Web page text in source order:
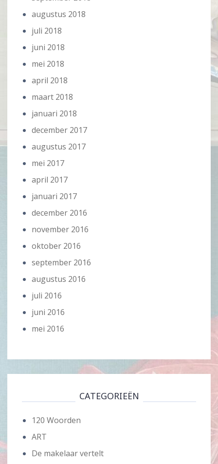
augustus 2018
juli 2018
juni 2018
mei 2018
april 2018
maart 2018
januari 2018
december 2017
augustus 2017
mei 2017
april 2017
januari 2017
december 2016
november 2016
oktober 2016
september 2016
augustus 2016
juli 2016
juni 2016
mei 2016
CATEGORIEËN
120 Woorden
ART
De makelaar vertelt